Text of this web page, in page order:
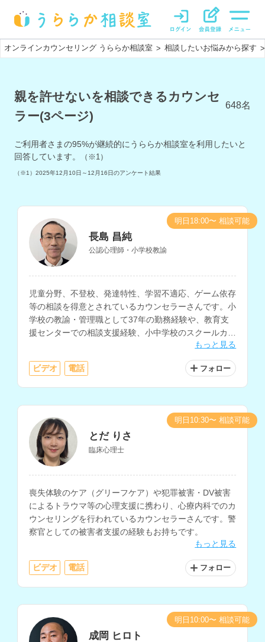
オンラインカウンセリング うららか相談室 > 相談したいお悩みから探す >
親を許せないを相談できるカウンセ
ラー(3ページ)
648名
ご利用者さまの95%が継続的にうららか相談室を利用したいと
回答しています。
（※1）
（※1） 2025年12月10日～12月16日のアンケート結果
長島 昌純
公認心理師・小学校教諭
児童分野、不登校、発達特性、学習不適応、ゲーム依存
等の相談を得意とされているカウンセラーさんです。小
学校の教諭・管理職として37年の勤務経験や、教育支
援センターでの相談支援経験、小中学校のスクールカウ
もっと見る
ビデオ 電話 フォロー
明日18:00〜 相談可能
とだ りさ
臨床心理士
喪失体験のケア（グリーフケア）や犯罪被害・DV被害
によるトラウマ等の心理支援に携わり、心療内科でのカ
ウンセリングを行われているカウンセラーさんです。警
察官としての被害者支援の経験もお持ちです。
もっと見る
ビデオ 電話 フォロー
明日10:30〜 相談可能
成岡 ヒロト
明日10:00〜 相談可能